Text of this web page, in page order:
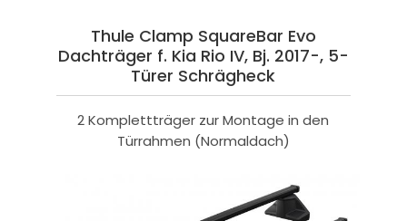
Thule Clamp SquareBar Evo
Dachträger f. Kia Rio IV, Bj. 2017-, 5-
Türer Schrägheck
2 Komplettträger zur Montage in den
Türrahmen (Normaldach)